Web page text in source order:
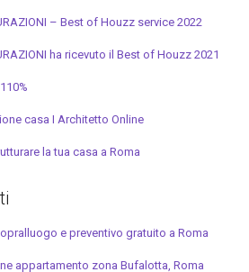
– Best of Houzz service 2022
ha ricevuto il Best of Houzz 2021
casa I Architetto Online
la tua casa a Roma
e preventivo gratuito a Roma
appartamento zona Bufalotta, Roma